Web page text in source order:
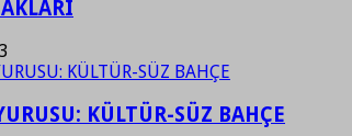
KÜLTÜR-SÜZ BAHÇE